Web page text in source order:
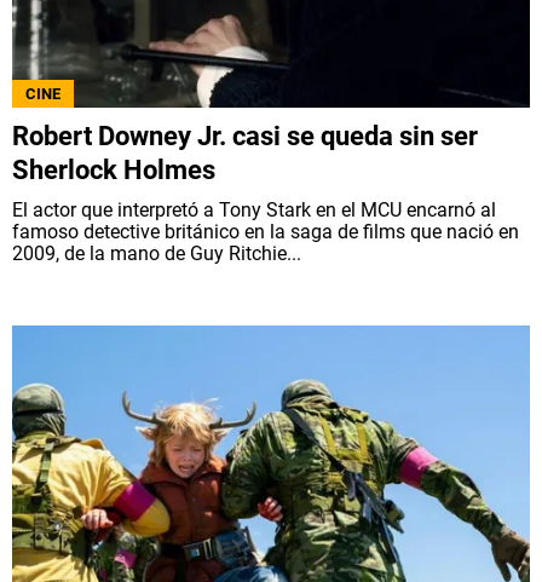
CINE
Robert Downey Jr. casi se queda sin ser
Sherlock Holmes
El actor que interpretó a Tony Stark en el MCU encarnó al
famoso detective británico en la saga de films que nació en
2009, de la mano de Guy Ritchie...